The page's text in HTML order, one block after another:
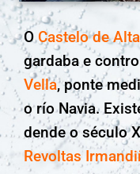
OCastelo de
gardaba e
Vella, ponte
o río Navia.
dende o século
Revoltas